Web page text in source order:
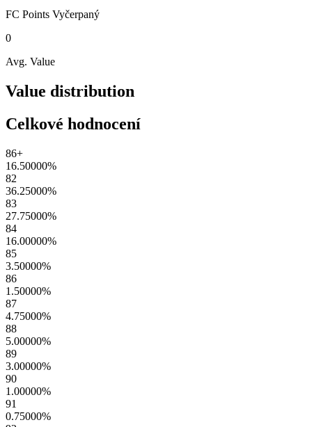
FC Points Vyčerpaný
0
Avg. Value
Value distribution
Celkové hodnocení
86+
16.50000%
82
36.25000%
83
27.75000%
84
16.00000%
85
3.50000%
86
1.50000%
87
4.75000%
88
5.00000%
89
3.00000%
90
1.00000%
91
0.75000%